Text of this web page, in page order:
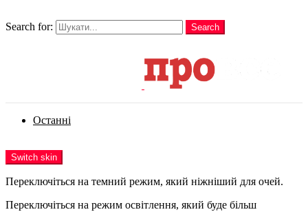
Search for:
Search
Останні
Switch skin
Переключіться на темний режим, який ніжніший для очей.
Переключіться на режим освітлення, який буде більш